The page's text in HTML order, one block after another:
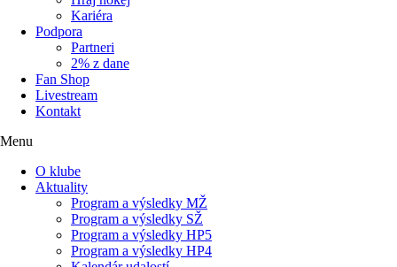
Kariéra
Podpora
Partneri
2% z dane
Fan Shop
Livestream
Kontakt
Menu
O klube
Aktuality
Program a výsledky MŽ
Program a výsledky SŽ
Program a výsledky HP5
Program a výsledky HP4